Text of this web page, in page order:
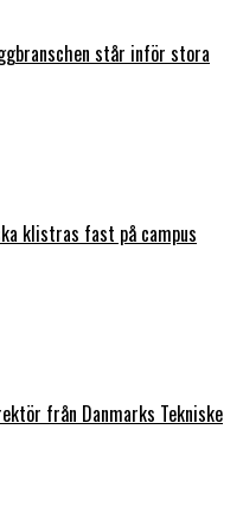
står inför stora
klistras fast på campus
från Danmarks Tekniske